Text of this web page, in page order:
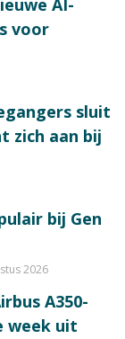
AI-
voor
sluit
zich aan bij
bij Gen
2026
A350-
week uit